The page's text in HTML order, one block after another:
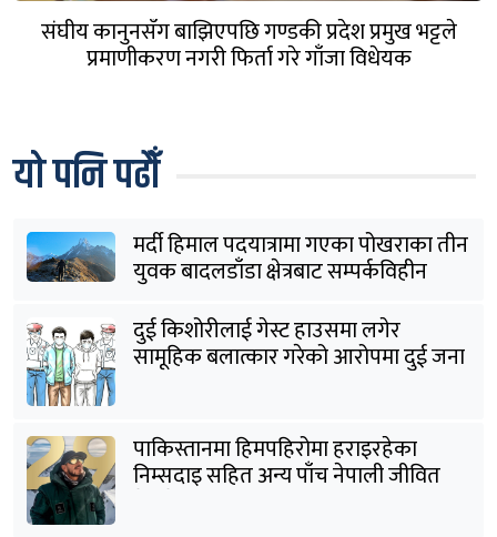
संघीय कानुनसँग बाझिएपछि गण्डकी प्रदेश प्रमुख भट्टले
प्रमाणीकरण नगरी फिर्ता गरे गाँजा विधेयक
यो पनि पढौँ
मर्दी हिमाल पदयात्रामा गएका पोखराका तीन
युवक बादलडाँडा क्षेत्रबाट सम्पर्कविहीन
दुई किशोरीलाई गेस्ट हाउसमा लगेर
सामूहिक बलात्कार गरेको आरोपमा दुई जना
पाकिस्तानमा हिमपहिरोमा हराइरहेका
निम्सदाइ सहित अन्य पाँच नेपाली जीवित